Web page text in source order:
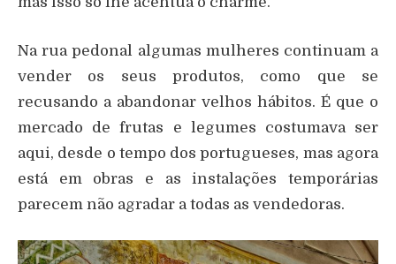
Na rua pedonal algumas mulheres continuam a
vender os seus produtos, como que se
recusando a abandonar velhos hábitos. É que o
mercado de frutas e legumes costumava ser
aqui, desde o tempo dos portugueses, mas agora
está em obras e as instalações temporárias
parecem não agradar a todas as vendedoras.